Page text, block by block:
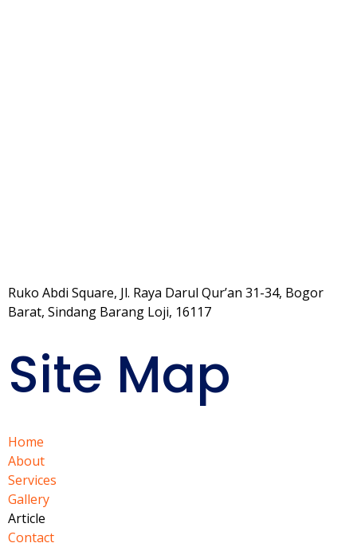
Ruko Abdi Square, Jl. Raya Darul Qur’an 31-34, Bogor
Barat, Sindang Barang Loji, 16117
Site Map
Home
About
Services
Gallery
Article
Contact